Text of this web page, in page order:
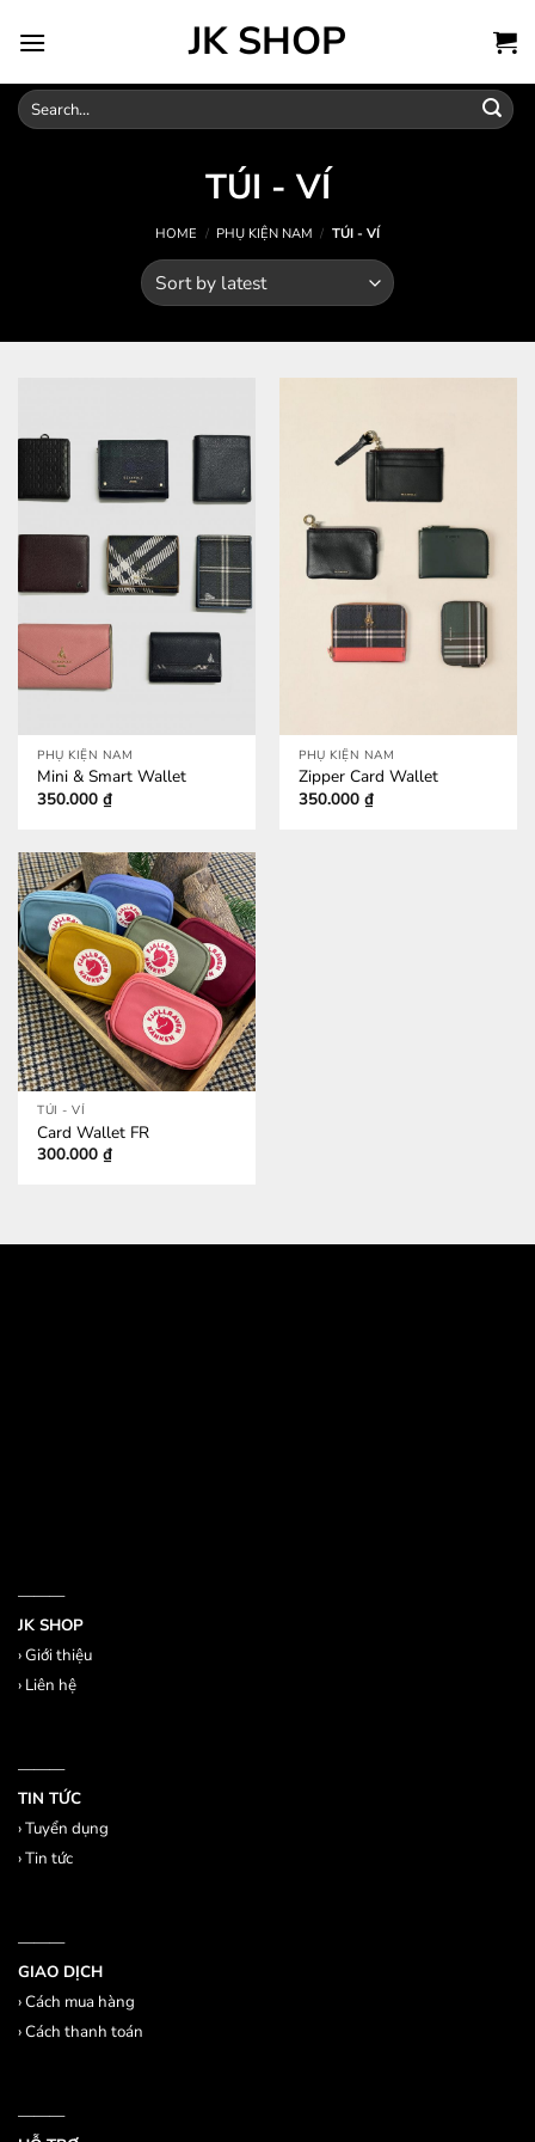
JK SHOP
Search
for:
TÚI - VÍ
HOME / PHỤ KIỆN NAM / TÚI - VÍ
PHỤ KIỆN NAM
Mini & Smart Wallet
350.000₫
PHỤ KIỆN NAM
Zipper Card Wallet
350.000₫
TÚI - VÍ
Card Wallet FR
300.000₫
———
JK SHOP
›Giới thiệu
› Liên hệ
———
TIN TỨC
›Tuyển dụng
›Tin tức
———
GIAO DỊCH
›Cách mua hàng
›Cách thanh toán
———